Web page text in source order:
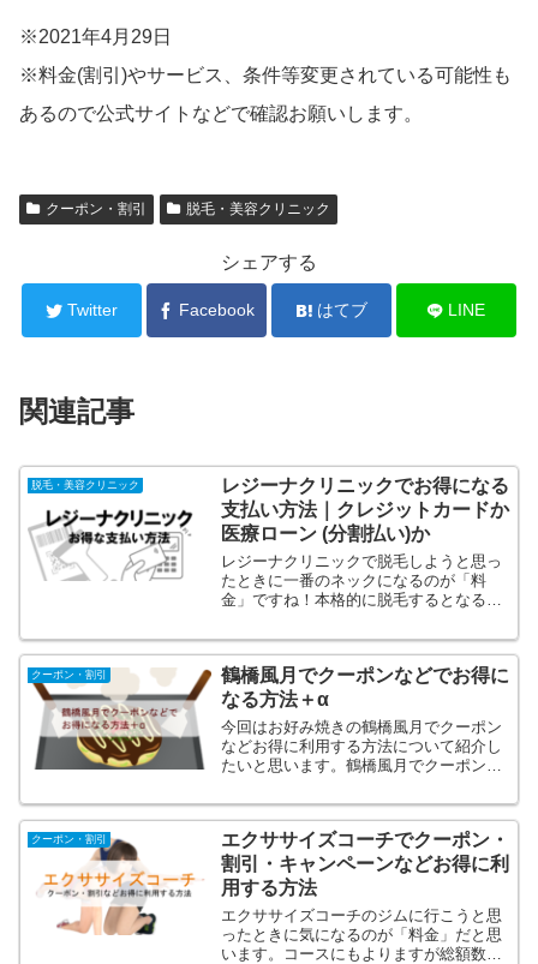
※2021年4月29日
※料金(割引)やサービス、条件等変更されている可能性も
あるので公式サイトなどで確認お願いします。
クーポン・割引 脱毛・美容クリニック
シェアする
Twitter Facebook はてブ LINE
関連記事
脱毛・美容クリニック
レジーナクリニックでお得になる
支払い方法｜クレジットカードか
医療ローン (分割払い)か
レジーナクリニックで脱毛しようと思っ
たときに一番のネックになるのが「料
金」ですね！本格的に脱毛するとなると
クリニックのデビュープランはこちらち
ゃんと施術しようと思ったら何度も通う
ことになるので十数万から何...
クーポン・割引
鶴橋風月でクーポンなどでお得に
なる方法＋α
今回はお好み焼きの鶴橋風月でクーポン
などお得に利用する方法について紹介し
たいと思います。鶴橋風月でクーポンな
知らないのでは損得で大きな差が出てく
ると思います！そこで成城石井でクーポ
ンなどお得に利用する方法...
クーポン・割引
エクササイズコーチでクーポン・
割引・キャンペーンなどお得に利
用する方法
エクササイズコーチのジムに行こうと思
ったときに気になるのが「料金」だと思
います。コースにもよりますが総額数十